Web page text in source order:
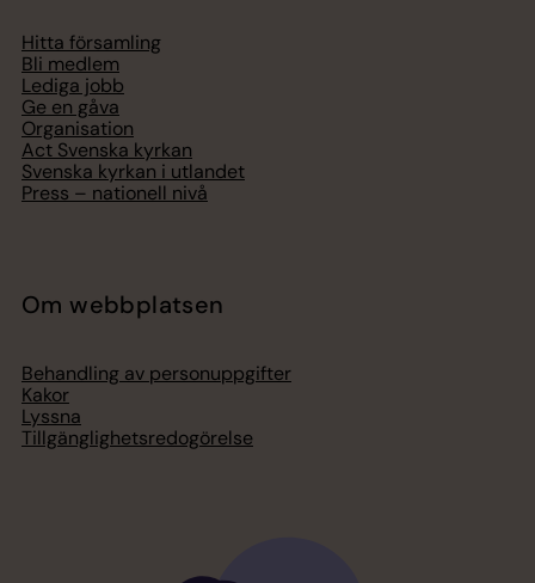
Hitta församling
Bli medlem
Lediga jobb
Ge en gåva
Organisation
Act Svenska kyrkan
Svenska kyrkan i utlandet
Press – nationell nivå
Om webbplatsen
Behandling av personuppgifter
Kakor
Lyssna
Tillgänglighetsredogörelse